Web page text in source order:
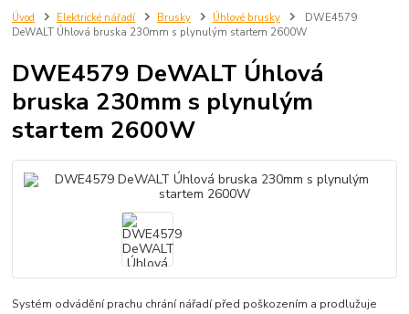
Úvod Elektrické nářadí Brusky Úhlové brusky
DWE4579
DeWALT Úhlová bruska 230mm s plynulým startem 2600W
DWE4579 DeWALT Úhlová
bruska 230mm s plynulým
startem 2600W
Systém odvádění prachu chrání nářadí před poškozením a prodlužuje